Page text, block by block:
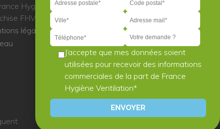
Hygiène Ventilation 2023 | Réseau de
FHV
légales
|Politique de cookie |CGV FHV
J’accepte que mes données soient
utilisées pour recevoir des informations
commerciales de la part de France
Hygiène Ventilation*